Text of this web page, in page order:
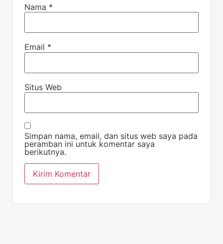
Nama *
Email *
Situs Web
Simpan nama, email, dan situs web saya pada
peramban ini untuk komentar saya
berikutnya.